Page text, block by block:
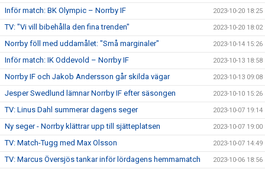
Inför match: BK Olympic – Norrby IF 2023-10-20 18:25
TV: "Vi vill bibehålla den fina trenden" 2023-10-20 18:02
Norrby föll med uddamålet: "Små marginaler" 2023-10-14 15:26
Inför match: IK Oddevold – Norrby IF 2023-10-13 18:58
Norrby IF och Jakob Andersson går skilda vägar 2023-10-13 09:08
Jesper Swedlund lämnar Norrby IF efter säsongen 2023-10-10 15:26
TV: Linus Dahl summerar dagens seger 2023-10-07 19:14
Ny seger - Norrby klättrar upp till sjätteplatsen 2023-10-07 19:00
TV: Match-Tugg med Max Olsson 2023-10-07 14:49
TV: Marcus Översjös tankar inför lördagens hemmamatch 2023-10-06 18:56